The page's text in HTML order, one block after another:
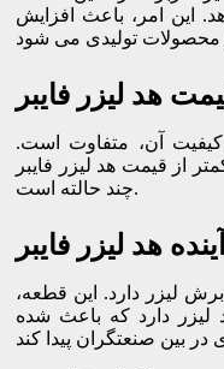
این امر، باعث افزایش
هد لیزر فایبر
کیفیت آن، متفاوت است.
از قیمت هد لیزر فایبر
چند حالته است.
آینده هد لیزر فایبر
لیزر دارد. این قطعه،
لیزر دارد که باعث شده